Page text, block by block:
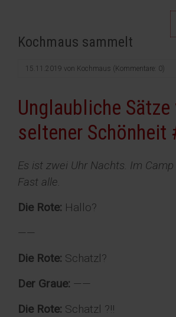
Kochmaus sammelt
15.11.2019 von Kochmaus (Kommentare: 0)
Unglaubliche Sätze
seltener Schönheit
Es ist zwei Uhr Nachts. Im
Fast alle.
Die Rote: Hallo?
——
Die Rote: Schatzl?
Der Graue: ——
Die Rote: Schatzl ?!!